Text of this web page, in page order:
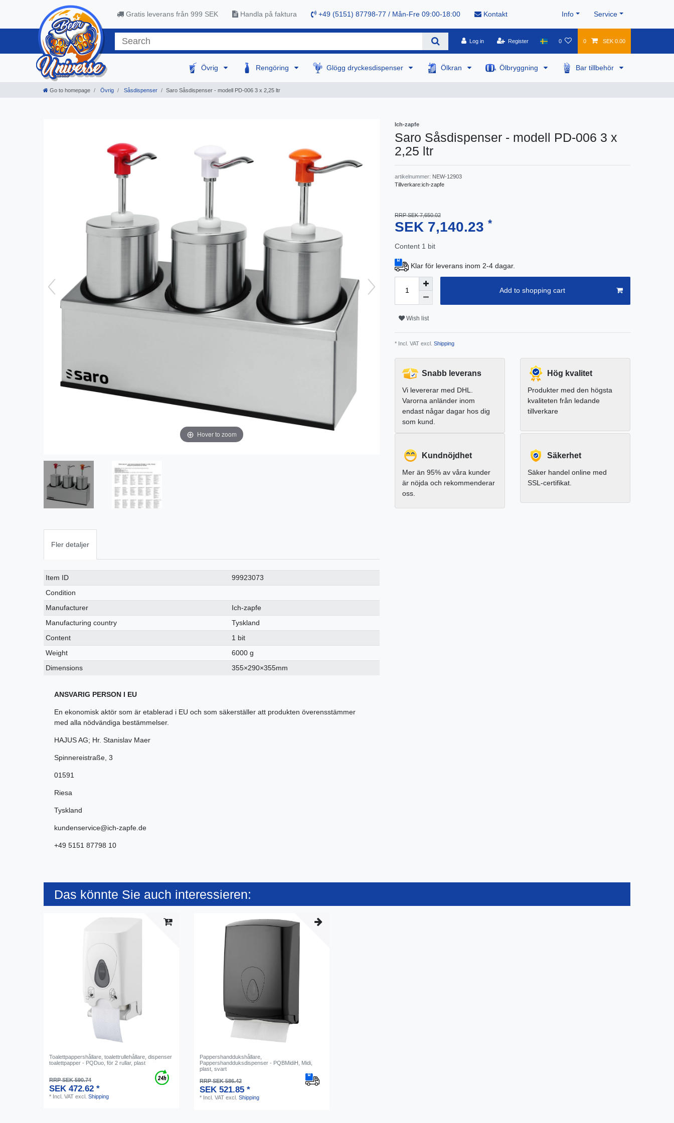
Gratis leverans från 999 SEK Handla på faktura +49 (5151) 87798-77 / Mån-Fre 09:00-18:00 Kontakt Info Service
Log in Register 0 0 SEK 0.00
Övrig Rengöring Glögg dryckesdispenser Ölkran Ölbryggning Bar tillbehör
Go to homepage Övrig Såsdispenser Saro Såsdispenser - modell PD-006 3 x 2,25 ltr
Hover to zoom
Fler detaljer
Ceres::Template.singleItemTechnicalDataAttribute
Ceres::Template.singleItemTechnicalDataValue
Item ID
99923073
Condition
Manufacturer
Ich-zapfe
Manufacturing country
Tyskland
Content
1 bit
Weight
6000 g
Dimensions
355×290×355mm
ANSVARIG PERSON I EU
En ekonomisk aktör som är etablerad i EU och som säkerställer att produkten överensstämmer
med alla nödvändiga bestämmelser.
HAJUS AG; Hr. Stanislav Maer
Spinnereistraße 3
01591
Riesa
Tyskland
kundenservice@ich-zapfe.de
+49 5151 87798 10
Ich-zapfe
Saro Såsdispenser - modell PD-006 3 x
2,25 ltr
artikelnummer: NEW-12903
Tillverkare:ich-zapfe
RRP SEK 7,650.02
SEK 7,140.23 *
Content 1 bit
Klar för leverans inom 2-4 dagar.
Add to shopping cart
Wish list
* Incl. VAT excl. Shipping
Snabb leverans
Vi levererar med DHL.
Varorna anländer inom
endast någar dagar hos dig
som kund.
Hög kvalitet
Produkter med den högsta
kvaliteten från ledande
tillverkare
Kundnöjdhet
Mer än 95% av våra kunder
är nöjda och rekommenderar
oss.
Säkerhet
Säker handel online med
SSL-certifikat.
Das könnte Sie auch interessieren:
Toalettpappershållare, toalettrullehållare, dispenser
toalettpapper - PQDuo, för 2 rullar, plast
RRP SEK 590.74
SEK 472.62 *
* Incl. VAT excl.Shipping
Pappershanddukshållare,
Pappershandduksdispenser - PQBMidiH, Midi,
plast, svart
RRP SEK 586.42
SEK 521.85 *
* Incl. VAT excl.Shipping